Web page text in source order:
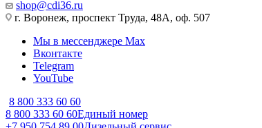
shop@cdi36.ru
г. Воронеж, проспект Труда, 48А, оф. 507
Мы в мессенджере Max
Вконтакте
Telegram
YouTube
8 800 333 60 60
8 800 333 60 60Единый номер